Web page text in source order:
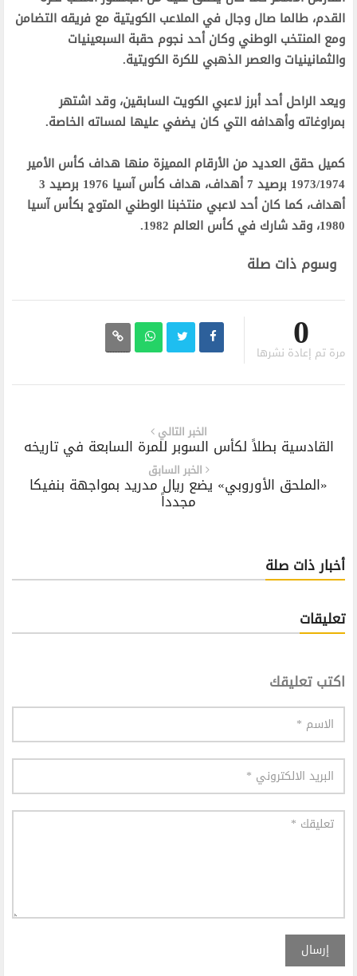
القدم، طالما صال وجال في الملاعب الكويتية مع فريقه التضامن
ومع المنتخب الوطني وكان أحد نجوم حقبة السبعينيات
والثمانينيات والعصر الذهبي للكرة الكويتية.
ويعد الراحل أحد أبرز لاعبي الكويت السابقين، وقد اشتهر
بمراوغاته وأهدافه التي كان يضفي عليها لمساته الخاصة.
كميل حقق العديد من الأرقام المميزة منها هداف كأس الأمير
1973/1974 برصيد 7 أهداف، هداف كأس آسيا 1976 برصيد 3
أهداف، كما كان أحد لاعبي منتخبنا الوطني المتوج بكأس آسيا
1980، وقد شارك في كأس العالم 1982.
وسوم ذات صلة
0
مرة تم إعادة نشرها
الخبر التالي
القادسية بطلاً لكأس السوبر للمرة السابعة في تاريخه
الخبر السابق
«الملحق الأوروبي» يضع ريال مدريد بمواجهة بنفيكا
مجدداً
أخبار ذات صلة
تعليقات
اكتب تعليقك
إرسال